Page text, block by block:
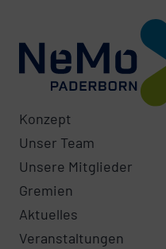
Konzept
Unser Team
Unsere Mitglieder
Gremien
Aktuelles
Veranstaltungen